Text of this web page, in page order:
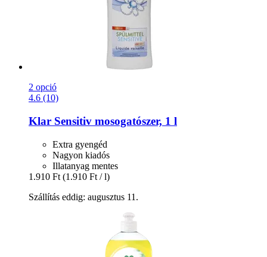
2 opció
4.6 (10)
Klar Sensitiv mosogatószer, 1 l
Extra gyengéd
Nagyon kiadós
Illatanyag mentes
1.910 Ft (1.910 Ft / l)
Szállítás eddig: augusztus 11.